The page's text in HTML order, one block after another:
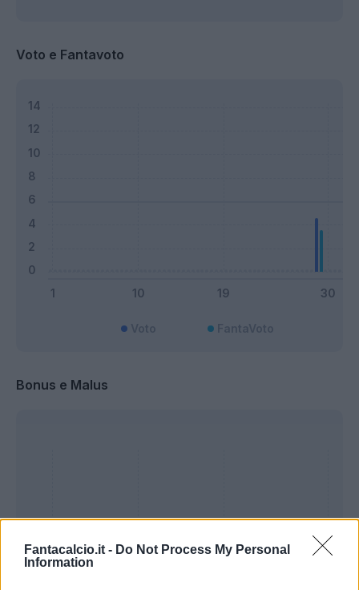
Fantacalcio.it - Do Not Process My Personal
Information
Voto e Fantavoto
Bonus e Malus